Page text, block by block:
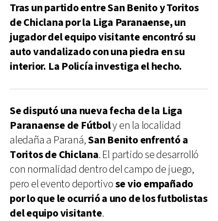
Tras un partido entre San Benito y Toritos
de Chiclana por la Liga Paranaense, un
jugador del equipo visitante encontró su
auto vandalizado con una piedra en su
interior. La Policía investiga el hecho.
Se disputó una nueva fecha de la Liga
Paranaense de Fútboly en la localidad
aledaña a Paraná,San Benito enfrentó a
Toritos de Chiclana. El partido se desarrolló
con normalidad dentro del campo de juego,
pero el evento deportivose vio empañado
por lo que le ocurrió a uno de los futbolistas
del equipo visitante.